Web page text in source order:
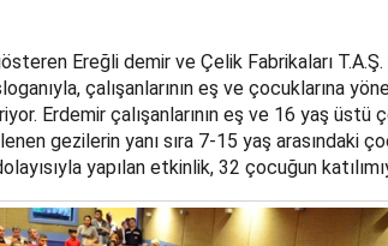
Ereğli demir ve Çelik Fabrikaları T.A.Ş.
çalışanlarının eş ve çocuklarına
Erdemir çalışanlarının eş ve 16 yaş üstü
gezilerin yanı sıra 7-15 yaş arasındaki
yapılan etkinlik, 32 çocuğun